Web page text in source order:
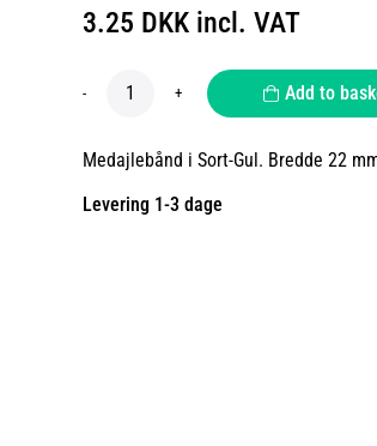
3.25 DKK incl. VAT
- + Add to
Medajlebånd i Sort-Gul. Bredde 22
Levering 1-3 dage